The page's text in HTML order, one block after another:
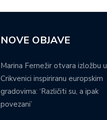
NOVE OBJAVE
Marina Fernežir otvara izložbu u
Crikvenici inspiriranu europskim
gradovima: ‘Različiti su, a ipak
povezani’